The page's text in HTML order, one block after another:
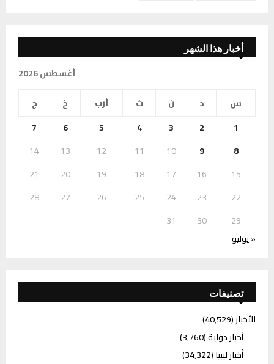
أخبار هذا الشهر
أغسطس 2026
س
د ن ث أرب خ
ج
1
2
3
4
5
6
7
8
9
10
11
12
13
14
15
16
17
18
19
20
21
22
23
24
25
26
27
28
29
30
31
« يوليو
تصنيفات
الأخبار(40٬529)
أخبار دولية(3٬760)
أخبار ليبيا(34٬322)